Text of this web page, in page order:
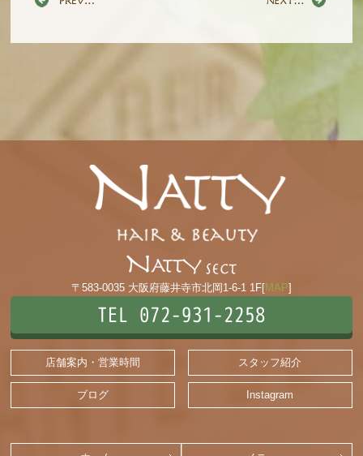
〒583-0035 大阪府藤井寺市北岡1-6-1 1F[MAP]
TEL 072-931-2258
店舗案内・営業時間 スタッフ紹介
ブログ Instagram